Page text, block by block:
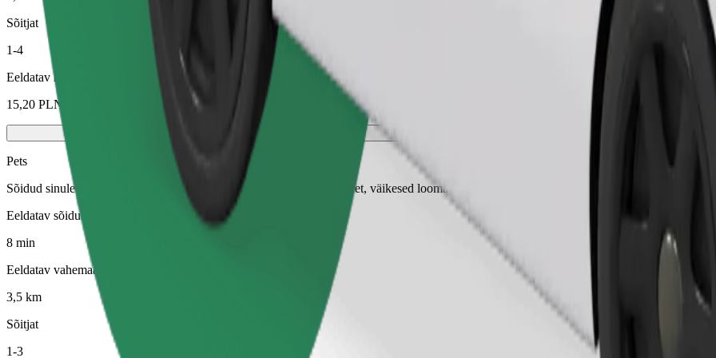
Sõitjat
1-4
Eeldatav hind
15,20 PLN
Pets
Sõidud sinule ja sinu lemmikloomale. Koerad peavad kandma korvõret, väikesed loomad vajavad kandekorvi ning istmed tuleb kaitsta
Eeldatav sõiduaeg
8 min
Eeldatav vahemaa
3,5 km
Sõitjat
1-3